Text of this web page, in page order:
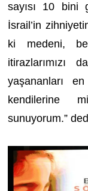
sayısı 10 bini
İsrail’in
ki medeni,
itirazlarımızı
yaşananları
kendilerine
sunuyorum.”